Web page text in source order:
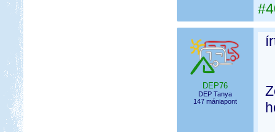
DEP76
DEP Tanya
147 mániapont